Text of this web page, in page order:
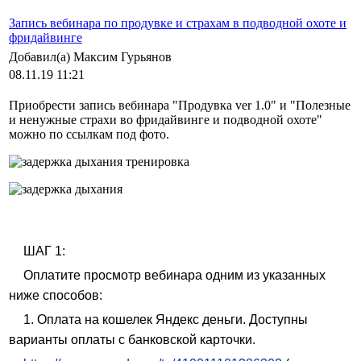
Запись вебинара по продувке и страхам в подводной охоте и
фридайвинге
Добавил(а) Максим Гурьянов
08.11.19 11:21
Приобрести запись вебинара "Продувка ver 1.0" и "Полезные
и ненужные страхи во фридайвинге и подводной охоте"
можно по ссылкам под фото.
ШАГ 1:
Оплатите просмотр вебинара одним из указанных
ниже способов:
1. Оплата на кошелек Яндекс деньги. Доступны
варианты оплаты с банковской карточки.